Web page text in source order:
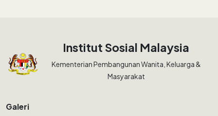
Institut Sosial Malaysia
Kementerian Pembangunan Wanita, Keluarga &
Masyarakat
Galeri